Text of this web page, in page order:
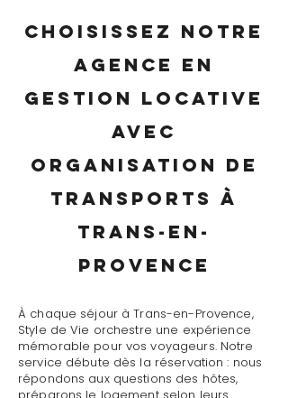
Choisissez notre
agence en
gestion locative
avec
organisation de
transports à
Trans-en-
Provence
À chaque séjour à Trans-en-Provence,
Style de Vie orchestre une expérience
mémorable pour vos voyageurs. Notre
service débute dès la réservation : nous
répondons aux questions des hôtes,